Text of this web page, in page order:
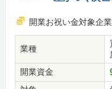
開業お祝い金対象企業
業種
開業資金